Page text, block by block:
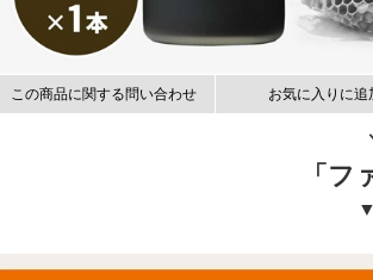
この商品に関する問い合わせ お気に入りに追
「フ